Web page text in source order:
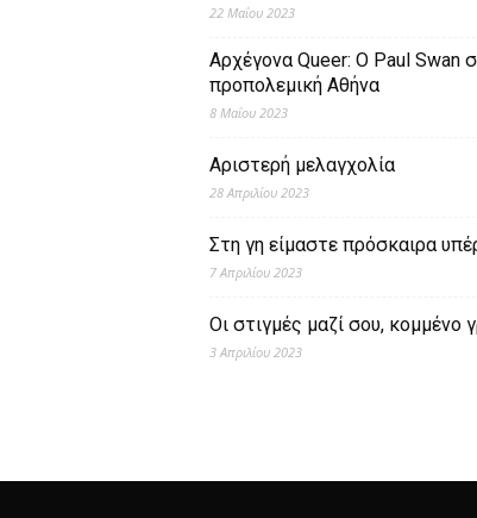
22 Μαΐου 2023
Αρχέγονα Queer: O Paul Swan
προπολεμική Αθήνα
8 Μαΐου 2023
Αριστερή μελαγχολία
28 Απριλίου 2023
Στη γη είμαστε πρόσκαιρα
7 Απριλίου 2023
Οι στιγμές μαζί σου, κομμένο
3 Απριλίου 2023